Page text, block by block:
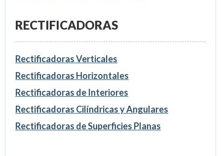
RECTIFICADORAS
Rectificadoras Verticales
Rectificadoras Horizontales
Rectificadoras de Interiores
Rectificadoras Cilíndricas y Angulares
Rectificadoras de Superficies Planas